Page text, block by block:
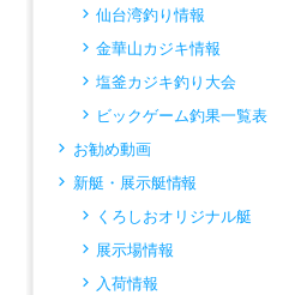
仙台湾釣り情報
金華山カジキ情報
塩釜カジキ釣り大会
ビックゲーム釣果一覧表
お勧め動画
新艇・展示艇情報
くろしおオリジナル艇
展示場情報
入荷情報